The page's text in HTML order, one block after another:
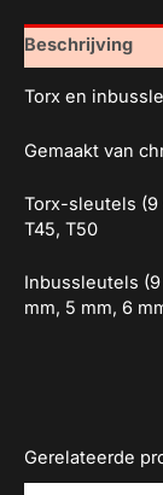
Beschrijving
Torx en
Gemaakt van
Torx-sleutels (9
T45, T50
Inbussleutels (9
mm, 5 mm, 6
Gerelateerde